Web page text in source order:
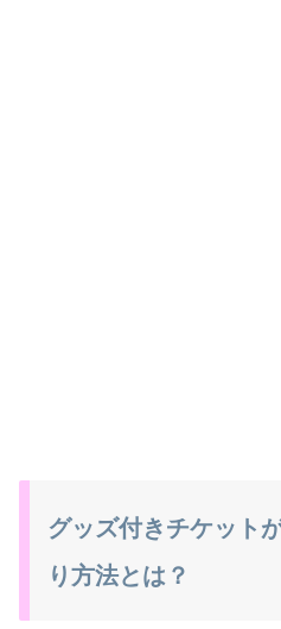
グッズ付きチケット
り方法とは？